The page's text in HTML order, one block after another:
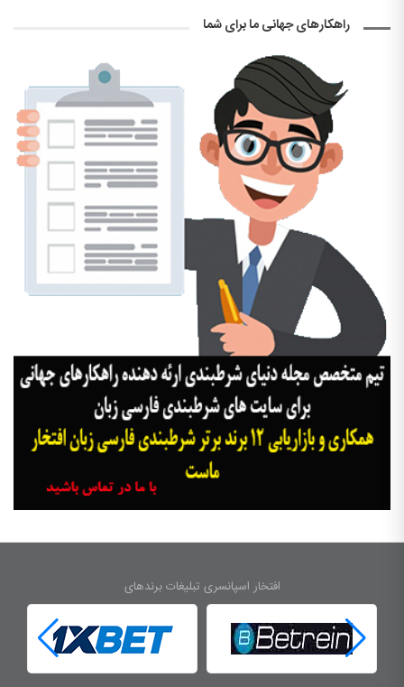
راهکارهای جهانی ما برای شما
افتخار اسپانسری تبلیغات برندهای